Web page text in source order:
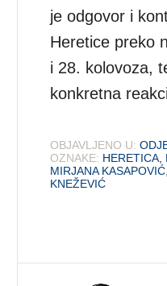
je odgovor i
Heretice preko
i 28. kolovoza,
konkretna
OBJAVLJENO U:
OZNAKE: HERETICA
MIRJANA KASAPOVIĆ
KNEŽEVIĆ